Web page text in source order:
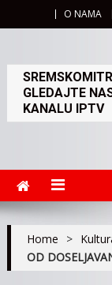
O NAMA
GLEDAJTE
KANALU IPTV
Home >
OD